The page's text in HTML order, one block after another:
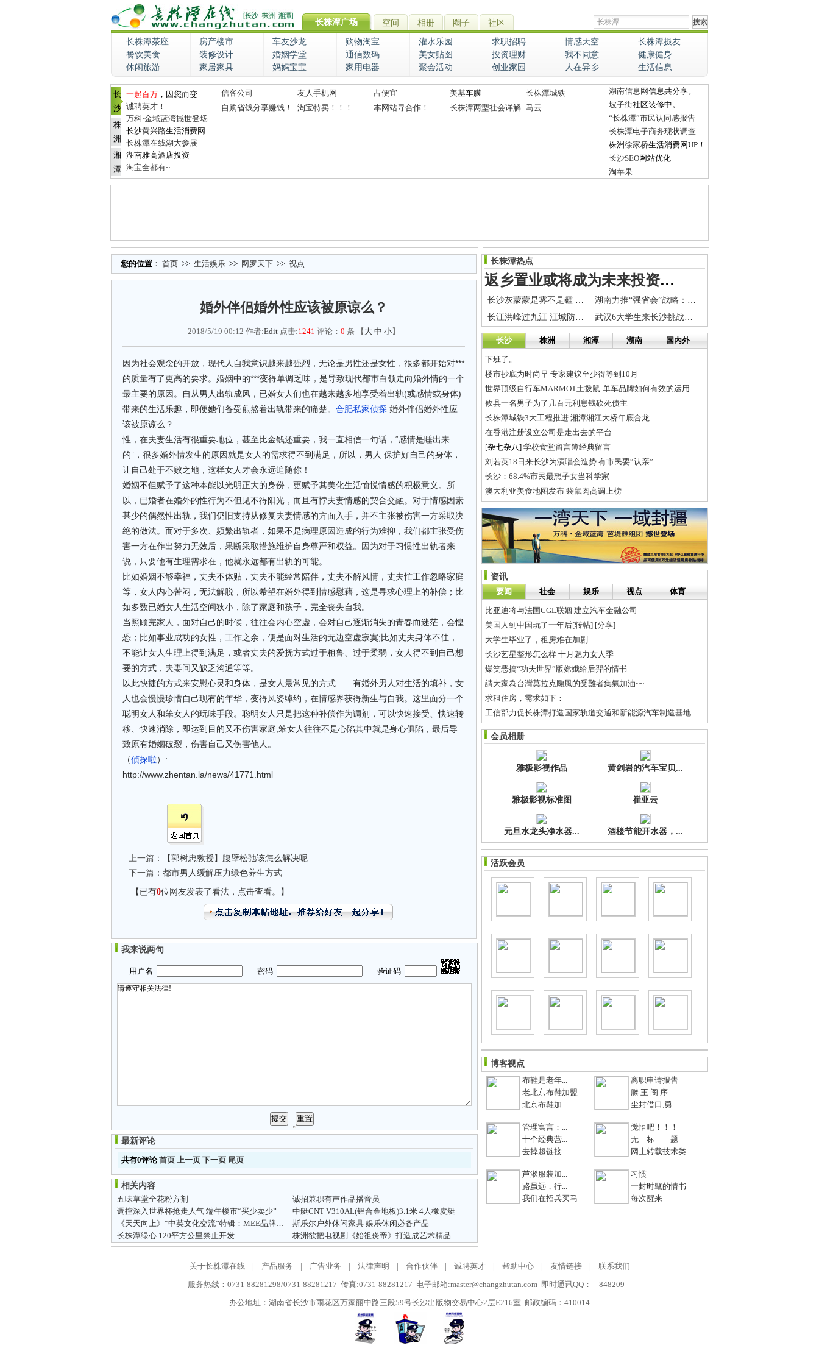
长株潭广场 空间 相册 圈子 社区
长株潭茶座 房产楼市 车友沙龙 购物淘宝 灌水乐园 求职招聘 情感天空
长株潭摄友
餐饮美食
装修设计 婚姻学堂 通信数码 美女贴图 投资理财 我不同意
健康健身
休闲旅游
家居家具 妈妈宝宝 家用电器 聚会活动 创业家园 人在异乡 生活信息
长
沙
株
洲
湘
潭
一起百万 ，因您而变
诚聘英才！
万科·金域蓝湾撼世登场
长沙黄兴路生活消费网
长株潭在线湖大参展
湖南雅高酒店投资
淘宝全都有~
信客公司 友人手机网 占便宜 美基车膜
长株潭城铁
自购省钱分享赚钱！
淘宝特卖！！！ 本网站寻合作！ 长株潭两型社会详解 马云
湖南信息网信息共分享。
坡子街社区装修中。
“长株潭”市民认同感报告
长株潭电子商务现状调查
株洲徐家桥生活消费网UP！
长沙SEO网站优化
淘苹果
您的位置 ： 首页 >> 生活娱乐 >> 网罗天下 >> 视点
婚外伴侣婚外性应该被原谅么？
2018/5/19 00:12 作者:Edit 点击:1241 评论： 0 条 【 大 中 小】
因为社会观念的开放，现代人自我意识越来越强烈，无论是男性还是女性，很多都开始对***
的质量有了更高的要求。婚姻中的***变得单调乏味，是导致现代都市白领走向婚外情的一个
最主要的原因。自从男人出轨成风，已婚女人们也在越来越多地享受着出轨(或感情或身体)
带来的生活乐趣，即便她们备受煎熬着出轨带来的痛楚。 合肥私家侦探 婚外伴侣婚外性应
该被原谅么？
性，在夫妻生活有很重要地位，甚至比金钱还重要，我一直相信一句话，“感情是睡出来
的”，很多婚外情发生的原因就是女人的需求得不到满足，所以，男人 保护好自己的身体，
让自己处于不败之地，这样女人才会永远追随你！
婚姻不但赋予了这种本能以光明正大的身份，更赋予其美化生活愉悦情感的积极意义。所
以，已婚者在婚外的性行为不但见不得阳光，而且有悖夫妻情感的契合交融。对于情感因素
甚少的偶然性出轨，我们仍旧支持从修复夫妻情感的方面入手，并不主张被伤害一方采取决
绝的做法。而对于多次、频繁出轨者，如果不是病理原因造成的行为难抑，我们都主张受伤
害一方在作出努力无效后，果断采取措施维护自身尊严和权益。因为对于习惯性出轨者来
说，只要他有生理需求在，他就永远都有出轨的可能。
比如婚姻不够幸福，丈夫不体贴，丈夫不能经常陪伴，丈夫不解风情，丈夫忙工作忽略家庭
等，女人内心苦闷，无法解脱，所以希望在婚外得到情感慰藉，这是寻求心理上的补偿；比
如多数已婚女人生活空间狭小，除了家庭和孩子，完全丧失自我。
当照顾完家人，面对自己的时候，往往会内心空虚，会对自己逐渐消失的青春而迷茫，会惶
恐；比如事业成功的女性，工作之余，便是面对生活的无边空虚寂寞;比如丈夫身体不佳，
不能让女人生理上得到满足，或者丈夫的爱抚方式过于粗鲁、过于柔弱，女人得不到自己想
要的方式，夫妻间又缺乏沟通等等。
以此快捷的方式来安慰心灵和身体，是女人最常见的方式……有婚外男人对生活的填补，女
人也会慢慢珍惜自己现有的年华，变得风姿绰约，在情感界获得新生与自我。这里面分一个
聪明女人和笨女人的玩味手段。聪明女人只是把这种补偿作为调剂，可以快速接受、快速转
移、快速消除，即达到目的又不伤害家庭;笨女人往往不是心陷其中就是身心俱陷，最后导
致原有婚姻破裂，伤害自己又伤害他人。
（侦探啦）:
http://www.zhentan.la/news/41771.html
上一篇：
【郭树忠教授】腹壁松弛该怎么解决呢
下一篇： 都市男人缓解压力绿色养生方式
【已有0位网友发表了看法，点击查看。】
我来说两句
用户名 密码 验证码
最新评论
共有0评论首页 上一页 下一页 尾页
相关内容
五味草堂全花粉方剂
诚招兼职有声作品播音员
调控深入世界杯抢走人气 端午楼市“买少卖少”
中艇CNT V310AL(铝合金地板)3.1米 4人橡皮艇
《天天向上》“中英文化交流”特辑：MEE品牌的英伦之旅
斯乐尔户外休闲家具 娱乐休闲必备产品
长株潭绿心 120平方公里禁止开发
株洲欲把电视剧《始祖炎帝》打造成艺术精品
长株潭热点
返乡置业或将成为未来投资热点,沿海开发理念将促使株洲楼盘品质提升
长沙灰蒙蒙是雾不是霾 今天最高12℃明日天气转好
湖南力推“强省会”战略：强什么？为什么强？怎么强？
长江洪峰过九江 江城防堤安然无恙
武汉6大学生来长沙挑战异地生存极限 启动资金70元/人
长沙 株洲 湘潭 湖南 国内外
下班了。
楼市抄底为时尚早 专家建议至少得等到10月
世界顶级自行车MARMOT土拨鼠:单车品牌如何有效的运用社交媒体
攸县一名男子为了几百元利息钱砍死债主
长株潭城铁3大工程推进 湘潭湘江大桥年底合龙
在香港注册设立公司是走出去的平台
[杂七杂八] 学校食堂留言簿经典留言
刘若英18日来长沙为演唱会造势 有市民要“认亲”
长沙：68.4%市民最想子女当科学家
澳大利亚美食地图发布 袋鼠肉高调上榜
资讯
要闻
社会 娱乐 视点 体育
比亚迪将与法国CGL联姻 建立汽车金融公司
美国人到中国玩了一年后[转帖] [分享]
大学生毕业了，租房难在加剧
长沙艺星整形怎么样 十月魅力女人季
爆笑恶搞“功夫世界”版嫦娥给后羿的情书
請大家為台灣莫拉克颱風的受難者集氣加油~~
求租住房，需求如下：
工信部力促长株潭打造国家轨道交通和新能源汽车制造基地
长沙步行街抢金店的那帮人抓住了 团伙全国作案10余起
谷歌研发下一代搜索引擎
会员相册
雅极影视作品 黄剑岩的汽车宝贝...
雅极影视标准图 崔亚云
元旦水龙头净水器... 酒楼节能开水器，...
活跃会员
博客视点
布鞋是老年...
老北京布鞋加盟
北京布鞋加...
离职申请报告
滕 王 阁 序
尘封借口,勇...
管理寓言：...
十个经典营...
去掉超链接...
觉悟吧！！！
无 标 题
网上转载技术类
芦淞服装加...
路虽远，行...
我们在招兵买马
习惯
一封时髦的情书
每次醒来
关于长株潭在线 | 产品服务 | 广告业务 | 法律声明 | 合作伙伴 | 诚聘英才 | 帮助中心 | 友情链接 |
联系我们
服务热线：0731-88281298/0731-88281217 传真:0731-88281217 电子邮箱:master@changzhutan.com 即时通讯QQ：
848209
办公地址：湖南省长沙市雨花区万家丽中路三段59号长沙出版物交易中心2层E216室 邮政编码：410014